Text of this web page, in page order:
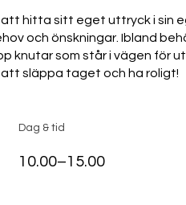
att hitta sitt eget uttryck i sin
och önskningar. Ibland
knutar som står i vägen för
släppa taget och ha roligt!
Dag & tid
10.00–15.00